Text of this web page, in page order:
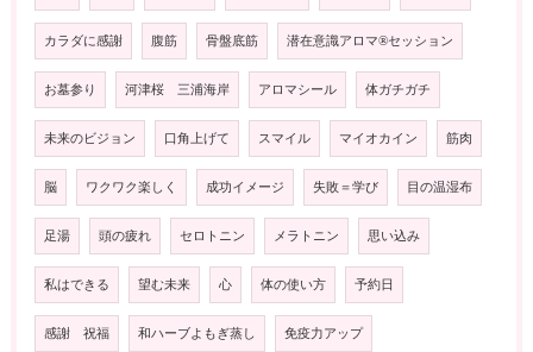
カラダに感謝 腹筋 骨盤底筋 潜在意識アロマ®️セッション
お墓参り 河津桜 三浦海岸 アロマシール 体ガチガチ
未来のビジョン 口角上げて スマイル マイオカイン 筋肉
脳 ワクワク楽しく 成功イメージ 失敗＝学び 目の温湿布
足湯 頭の疲れ セロトニン メラトニン 思い込み
私はできる 望む未来 心 体の使い方 予約日
感謝 祝福 和ハーブよもぎ蒸し 免疫力アップ